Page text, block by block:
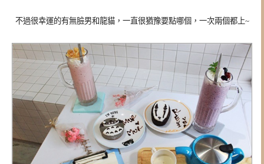
不過很幸運的有無臉男和龍貓，一直很猶豫要點哪個，一次兩個都上~